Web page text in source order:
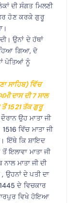
ਦੀ ਸੰਗਤ ਮਿਲਣੀ
ਹੋਣ ਕਰਕੇ ਗੁਰੂ
ਉਨਾਂ ਦੇ ਹੱਥਾਂ
ਗਿਆ, ਦੋ
ਪੋਤਿਆਂ ਨੂੰ
ਸਾਹਿਬ) ਵਿੱਚ
ਦਾਸ ਦੀ 7 ਸਾਲ
1521 ਤੱਕ ਗੁਰੂ
ਉਹ ਮਾਤਾ ਜੀ
ਵਿੱਚ ਮਾਤਾ ਜੀ
ਇੱਥੇ ਕਿ ਸ਼ਾਇਦ
ਇਲਾਵਾ ਮਾਤਾ ਜੀ
ਮਾਤਾ ਜੀ ਦੀ
ਉਹਨਾਂ ਦੇ ਪਤੀ ਦਾ
ਦੇ ਵਿਚਕਾਰ
ਵਿਖੇ ਹੋਇਆ